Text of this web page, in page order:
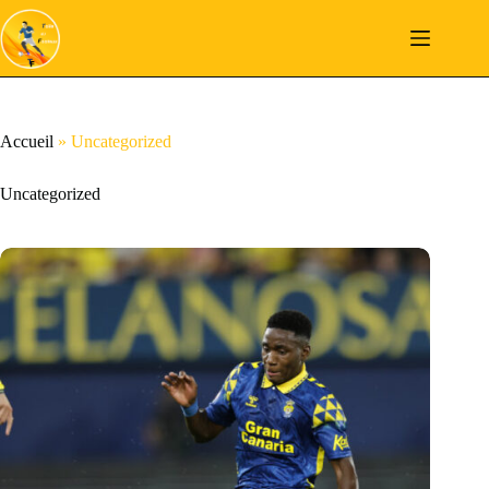
Passer
au
contenu
Accueil » Uncategorized
Uncategorized